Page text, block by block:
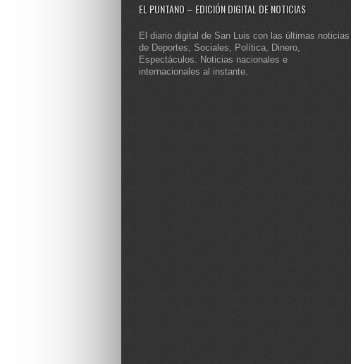
EL PUNTANO – EDICIÓN DIGITAL DE NOTICIAS
El diario digital de San Luis con las últimas noticias
de Deportes, Sociales, Política, Dinero,
Espectáculos. Noticias nacionales e
internacionales al instante.